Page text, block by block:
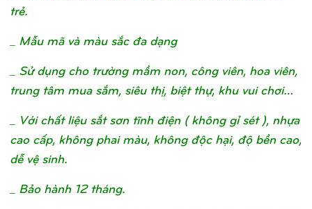
trẻ.
_ Mẫu mã và màu sắc đa dạng
_ Sử dụng cho trường mầm non, công viên, hoa viên,
trung tâm mua sắm, siêu thị, biệt thự, khu vui chơi…
_ Với chất liệu sắt sơn tĩnh điện ( không gỉ sét ), nhựa
cao cấp, không phai màu, không độc hại, độ bền cao,
dễ vệ sinh.
_ Bảo hành 12 tháng.